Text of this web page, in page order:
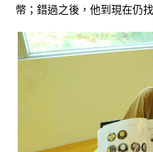
幣；錯過之後，他到現在仍